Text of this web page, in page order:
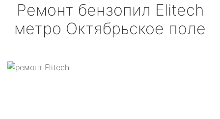
Ремонт бензопил Elitech
метро Октябрьское поле